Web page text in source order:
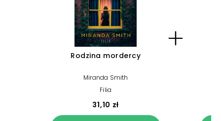
Rodzina mordercy
Miranda Smith
Filia
31,10 zł